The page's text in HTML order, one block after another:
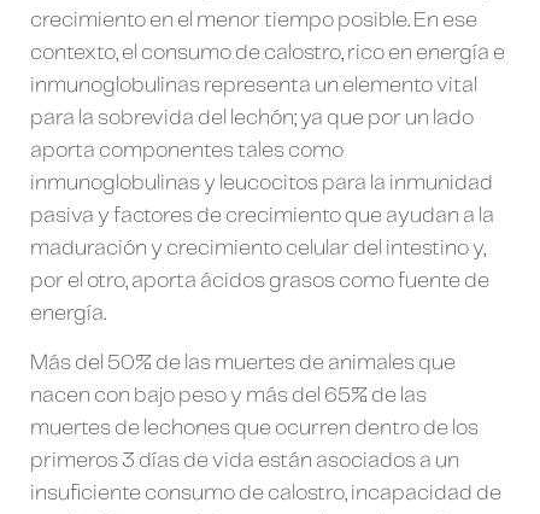
crecimiento en el menor tiempo posible. En ese
contexto, el consumo de calostro, rico en energía e
inmunoglobulinas representa un elemento vital
para la sobrevida del lechón; ya que por un lado
aporta componentes tales como
inmunoglobulinas y leucocitos para la inmunidad
pasiva y factores de crecimiento que ayudan a la
maduración y crecimiento celular del intestino y,
por el otro, aporta ácidos grasos como fuente de
energía.
Más del 50% de las muertes de animales que
nacen con bajo peso y más del 65% de las
muertes de lechones que ocurren dentro de los
primeros 3 días de vida están asociados a un
insuficiente consumo de calostro, incapacidad de